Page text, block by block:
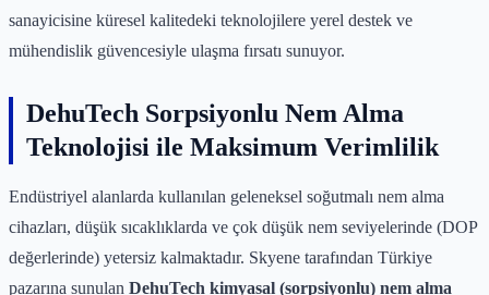
sanayicisine küresel kalitedeki teknolojilere yerel destek ve
mühendislik güvencesiyle ulaşma fırsatı sunuyor.
DehuTech Sorpsiyonlu Nem Alma
Teknolojisi ile Maksimum Verimlilik
Endüstriyel alanlarda kullanılan geleneksel soğutmalı nem alma
cihazları, düşük sıcaklıklarda ve çok düşük nem seviyelerinde (DOP
değerlerinde) yetersiz kalmaktadır. Skyene tarafından Türkiye
pazarına sunulan DehuTech kimyasal (sorpsiyonlu) nem alma